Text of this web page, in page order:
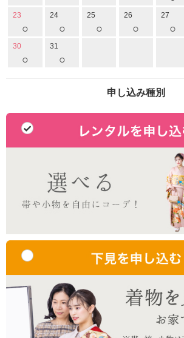
23
○
24
○
25
○
26
○
27
○
30
○
31
○
申し込み種別